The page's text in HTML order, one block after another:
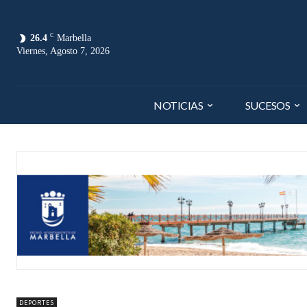
26.4 C Marbella
Viernes, Agosto 7, 2026
NOTICIAS SUCESOS
DEPORTES